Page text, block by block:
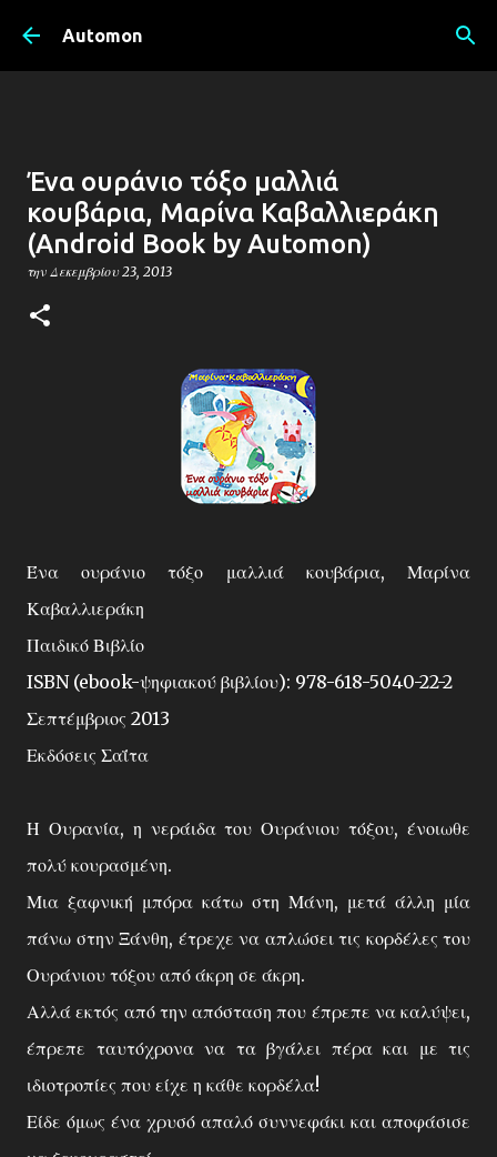
Μετάβαση στο κύριο περιεχόμενο
Automon
Ένα ουράνιο τόξο μαλλιά
κουβάρια, Μαρίνα Καβαλλιεράκη
(Android Book by Automon)
την Δεκεμβρίου 23, 2013
Ένα ουράνιο τόξο μαλλιά κουβάρια, Μαρίνα
Καβαλλιεράκη
Παιδικό Βιβλίο
ISBN (ebook-ψηφιακού βιβλίου): 978-618-5040-22-2
Σεπτέμβριος 2013
Εκδόσεις Σαΐτα
Η Ουρανία, η νεράιδα του Ουράνιου τόξου, ένοιωθε
πολύ κουρασμένη.
Μια ξαφνική μπόρα κάτω στη Μάνη, μετά άλλη μία
πάνω στην Ξάνθη, έτρεχε να απλώσει τις κορδέλες του
Ουράνιου τόξου από άκρη σε άκρη.
Αλλά εκτός από την απόσταση που έπρεπε να καλύψει,
έπρεπε ταυτόχρονα να τα βγάλει πέρα και με τις
ιδιοτροπίες που είχε η κάθε κορδέλα!
Είδε όμως ένα χρυσό απαλό συννεφάκι και αποφάσισε